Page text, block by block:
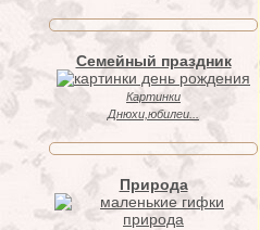
Семейный праздник
Картинки
Днюхи,юбилеи...
Природа